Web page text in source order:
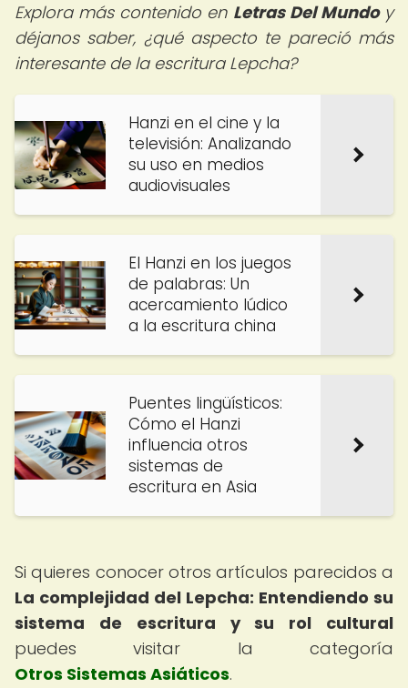
Explora más contenido en Letras Del Mundoy
déjanos saber, ¿qué aspecto te pareció más
interesante de la escritura Lepcha?
Hanzi en el cine y la
televisión: Analizando
su uso en medios
audiovisuales
El Hanzi en los juegos
de palabras: Un
acercamiento lúdico
a la escritura china
Puentes lingüísticos:
Cómo el Hanzi
influencia otros
sistemas de
escritura en Asia
Si quieres conocer otros artículos parecidos a
La complejidad del Lepcha: Entendiendo su
sistema de escritura y su rol cultural
puedes visitar la categoría
Otros Sistemas Asiáticos.